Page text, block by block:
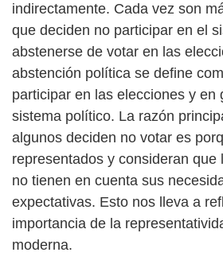
indirectamente. Cada vez son
que deciden no participar en el
abstenerse de votar en las
abstención política se define
participar en las elecciones y en
sistema político. La razón
algunos deciden no votar es
representados y consideran que
no tienen en cuenta sus
expectativas. Esto nos lleva a
importancia de la
moderna.